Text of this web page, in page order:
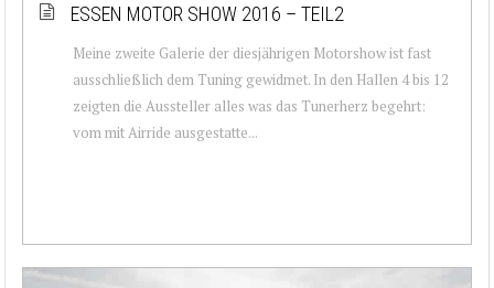
ESSEN MOTOR SHOW 2016 – TEIL2
Meine zweite Galerie der diesjährigen Motorshow ist fast
ausschließlich dem Tuning gewidmet. In den Hallen 4 bis 12
zeigten die Aussteller alles was das Tunerherz begehrt:
vom mit Airride ausgestatte...